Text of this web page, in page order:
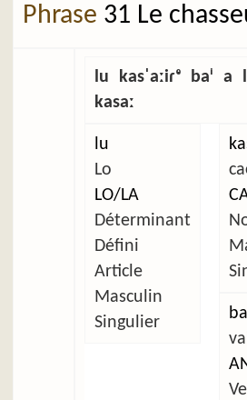
Phrase 31 Le
lu kasˈaːiɾᵉ baⁱ a
kasaː
lu
Lo
LO/LA
Déterminant
Défini
Article
Masculin
Singulier